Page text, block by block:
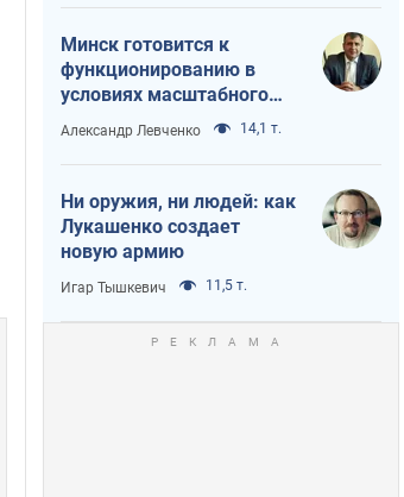
Минск готовится к
функционированию в
условиях масштабного
военного кризиса
Александр Левченко 14,1 т.
Ни оружия, ни людей: как
Лукашенко создает
новую армию
Игар Тышкевич 11,5 т.